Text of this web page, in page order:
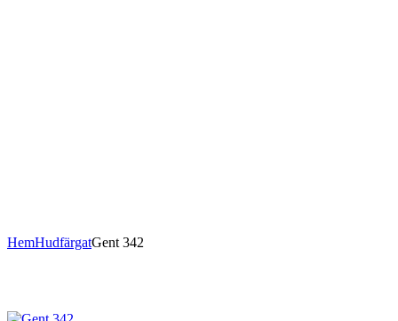
HemHudfärgatGent 342